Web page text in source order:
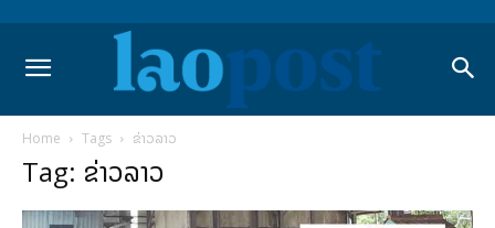
Home Tags ຂ່າວລາວ
Tag: ຂ່າວລາວ